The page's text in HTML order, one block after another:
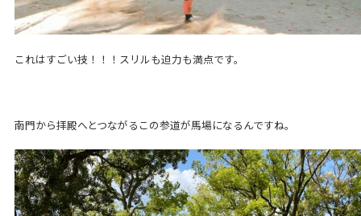
これはすごい技！！！スリルも迫力も満点です。
南門から拝殿へとつながるこの参道が馬場になるんですね。